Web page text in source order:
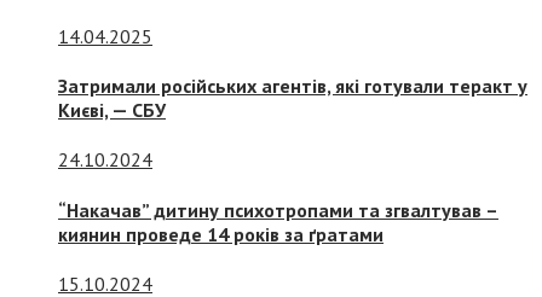
14.04.2025
Затримали російських агентів, які готували теракт у
Києві, — СБУ
24.10.2024
“Накачав” дитину психотропами та згвалтував –
киянин проведе 14 років за ґратами
15.10.2024